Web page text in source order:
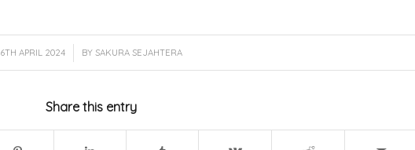
6TH APRIL 2024
/ BY SAKURA SEJAHTERA
Share this entry